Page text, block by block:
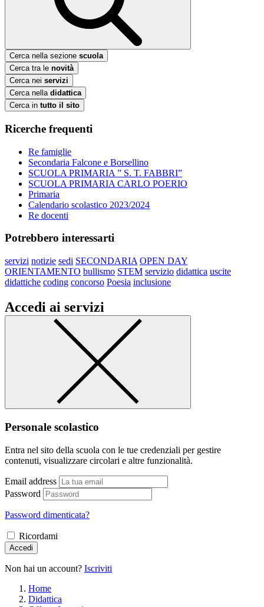
Cerca nella sezione scuola
Cerca tra le novità
Cerca nei servizi
Cerca nella didattica
Cerca in tutto il sito
Ricerche frequenti
Re famiglie
Secondaria Falcone e Borsellino
SCUOLA PRIMARIA ” S. T. FABBRI”
SCUOLA PRIMARIA CARLO POERIO
Primaria
Calendario scolastico 2023/2024
Re docenti
Potrebbero interessarti
servizi notizie sedi SECONDARIA OPEN DAY
ORIENTAMENTO bullismo STEM servizio didattica uscite
didattiche coding concorso Poesia inclusione
Accedi ai servizi
Personale scolastico
Entra nel sito della scuola con le tue credenziali per gestire
contenuti, visualizzare circolari e altre funzionalità.
Email address
Password
Password dimenticata?
Ricordami
Accedi
Non hai un account? Iscriviti
Home
Didattica